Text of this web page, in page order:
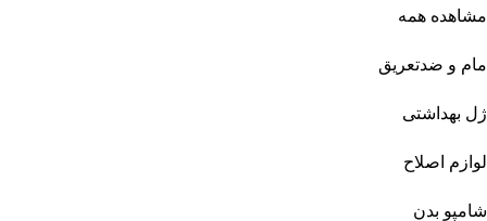
مشاهده همه
مام و ضدتعریق
ژل بهداشتی
لوازم اصلاح
شامپو بدن